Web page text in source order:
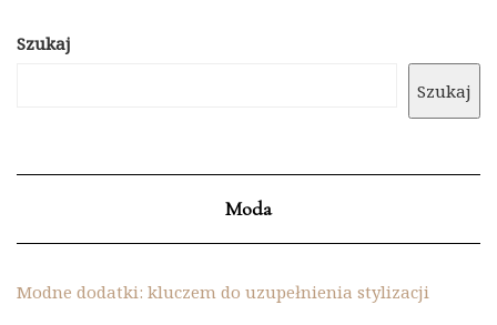
Szukaj
Szukaj
Moda
Modne dodatki: kluczem do uzupełnienia stylizacji